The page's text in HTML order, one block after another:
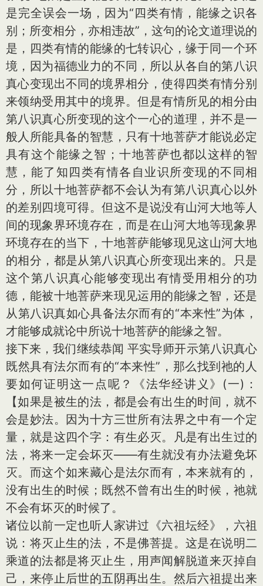
是完全误会一场，因为“四类有情，能缘之识各
别；所变相分，亦相违故”，这句的论文道理说的
是，四类有情的能缘的七转识心，缘于同一个环
境，因为福德业力的不同，所以从各自的第八识
真心变现出不同的境界相分，使得四类有情分别
来领纳受用其中的境界。但是有情所见的相分由
第八识真心所变现的这个一心的道理，并不是一
般人所能具备的智慧，只有十地菩萨才能说必定
具有这个能缘之智；十地菩萨也都以这样的智
慧，能了知四类有情各自业识所变现的不同相
分，所以十地菩萨都不会认为有第八识真心以外
的差别四境可得。但这不是说没有山河大地等人
间的现象界环境存在，而是在山河大地等现象界
环境存在的当下，十地菩萨能够现见这山河大地
的相分，都是从第八识真心所变现出来的。只是
这个第八识真心能够变现出有情受用相分的功
德，能被十地菩萨来现见运用的能缘之智，还是
从第八识真如心具备法尔而有的“本来性”为体，
才能够成就论中所说十地菩萨的能缘之智。
接下来，我们继续恭闻 平实导师开示第八识真心
既然具有法尔而有的“本来性”，那么找到祂的人
要如何证明这一点呢？《法华经讲义》(一)：
【如果是被生的法，都是会有出生的时间，就不
会是妙法。因为十方三世所有法界之中有一个定
量，就是这四个字：有生必灭。凡是有出生过的
法，将来一定会坏灭——有生就没有办法避免坏
灭。而这个如来藏心是法尔而有，本来就有的，
没有出生的时候；既然不曾有出生的时候，祂就
不会有坏灭的时候了。
诸位以前一定也听人家讲过《六祖坛经》，六祖
说：将灭止生的法，不是佛菩提。这是在说明二
乘道的法都是将灭止生，用声闻解脱道来灭掉自
己，来停止后世的五阴再出生。然后六祖提出来